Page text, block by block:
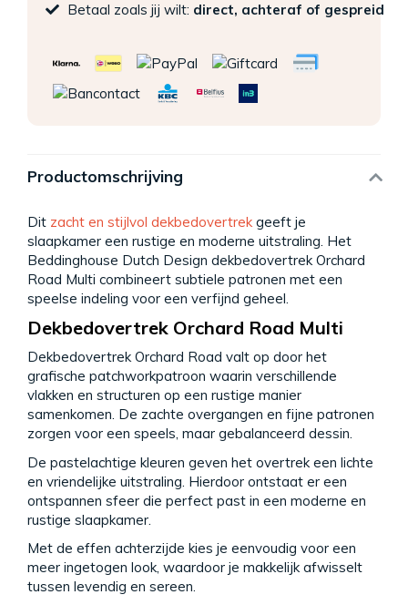
Betaal zoals jij wilt: direct, achteraf of gespreid
Productomschrijving
Dit zacht en stijlvol dekbedovertrekgeeft je
slaapkamer een rustige en moderne uitstraling. Het
Beddinghouse Dutch Design dekbedovertrek Orchard
Road Multi combineert subtiele patronen met een
speelse indeling voor een verfijnd geheel.
Dekbedovertrek Orchard Road Multi
Dekbedovertrek Orchard Road valt op door het
grafische patchworkpatroon waarin verschillende
vlakken en structuren op een rustige manier
samenkomen. De zachte overgangen en fijne patronen
zorgen voor een speels, maar gebalanceerd dessin.
De pastelachtige kleuren geven het overtrek een lichte
en vriendelijke uitstraling. Hierdoor ontstaat er een
ontspannen sfeer die perfect past in een moderne en
rustige slaapkamer.
Met de effen achterzijde kies je eenvoudig voor een
meer ingetogen look, waardoor je makkelijk afwisselt
tussen levendig en sereen.